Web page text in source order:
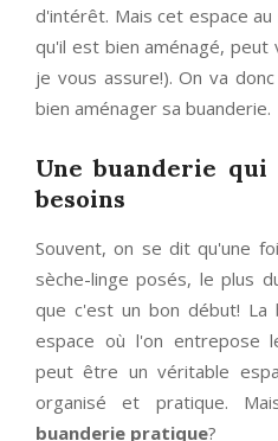
d'intérêt. Mais cet espace
qu'il est bien aménagé, peut
je vous assure!). On va
bien aménager sa buanderie.
Une buanderie
besoins
Souvent, on se dit qu'une
sèche-linge posés, le plus
que c'est un bon début! La
espace où l'on entrepose
peut être un véritable
organisé et pratique.
buanderie pratique?